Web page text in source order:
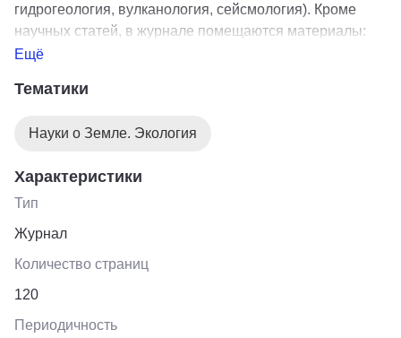
гидрогеология, вулканология, сейсмология). Кроме
научных статей, в журнале помещаются материалы:
анализ современного состояния развития
научных событий в регионе, сведения о конференциях,
школах, публикации по вопросам развития
Ещё
Тематики
Науки о Земле. Экология
Характеристики
Тип
Журнал
Количество страниц
120
Периодичность